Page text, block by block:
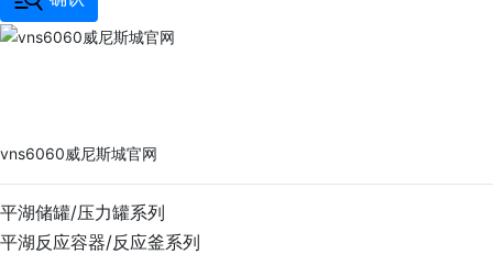
vns6060威尼斯城官网
平湖储罐/压力罐系列
平湖反应容器/反应釜系列